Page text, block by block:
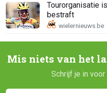
Tourorganisatie
bestraft
Mis niets van het
Schrijf je in